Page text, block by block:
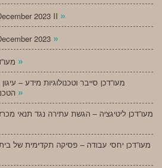
2023 II »
2023 »
»
מעו”דכן סייבר וטכנולוגיות מידע –
»
מעו”דכן ליטיגציה – הגשת עתירה נגד תנאי
מעו”דכן יחסי עבודה – פסיקה תקדימית של